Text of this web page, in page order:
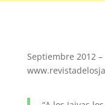
Septiembre 2012